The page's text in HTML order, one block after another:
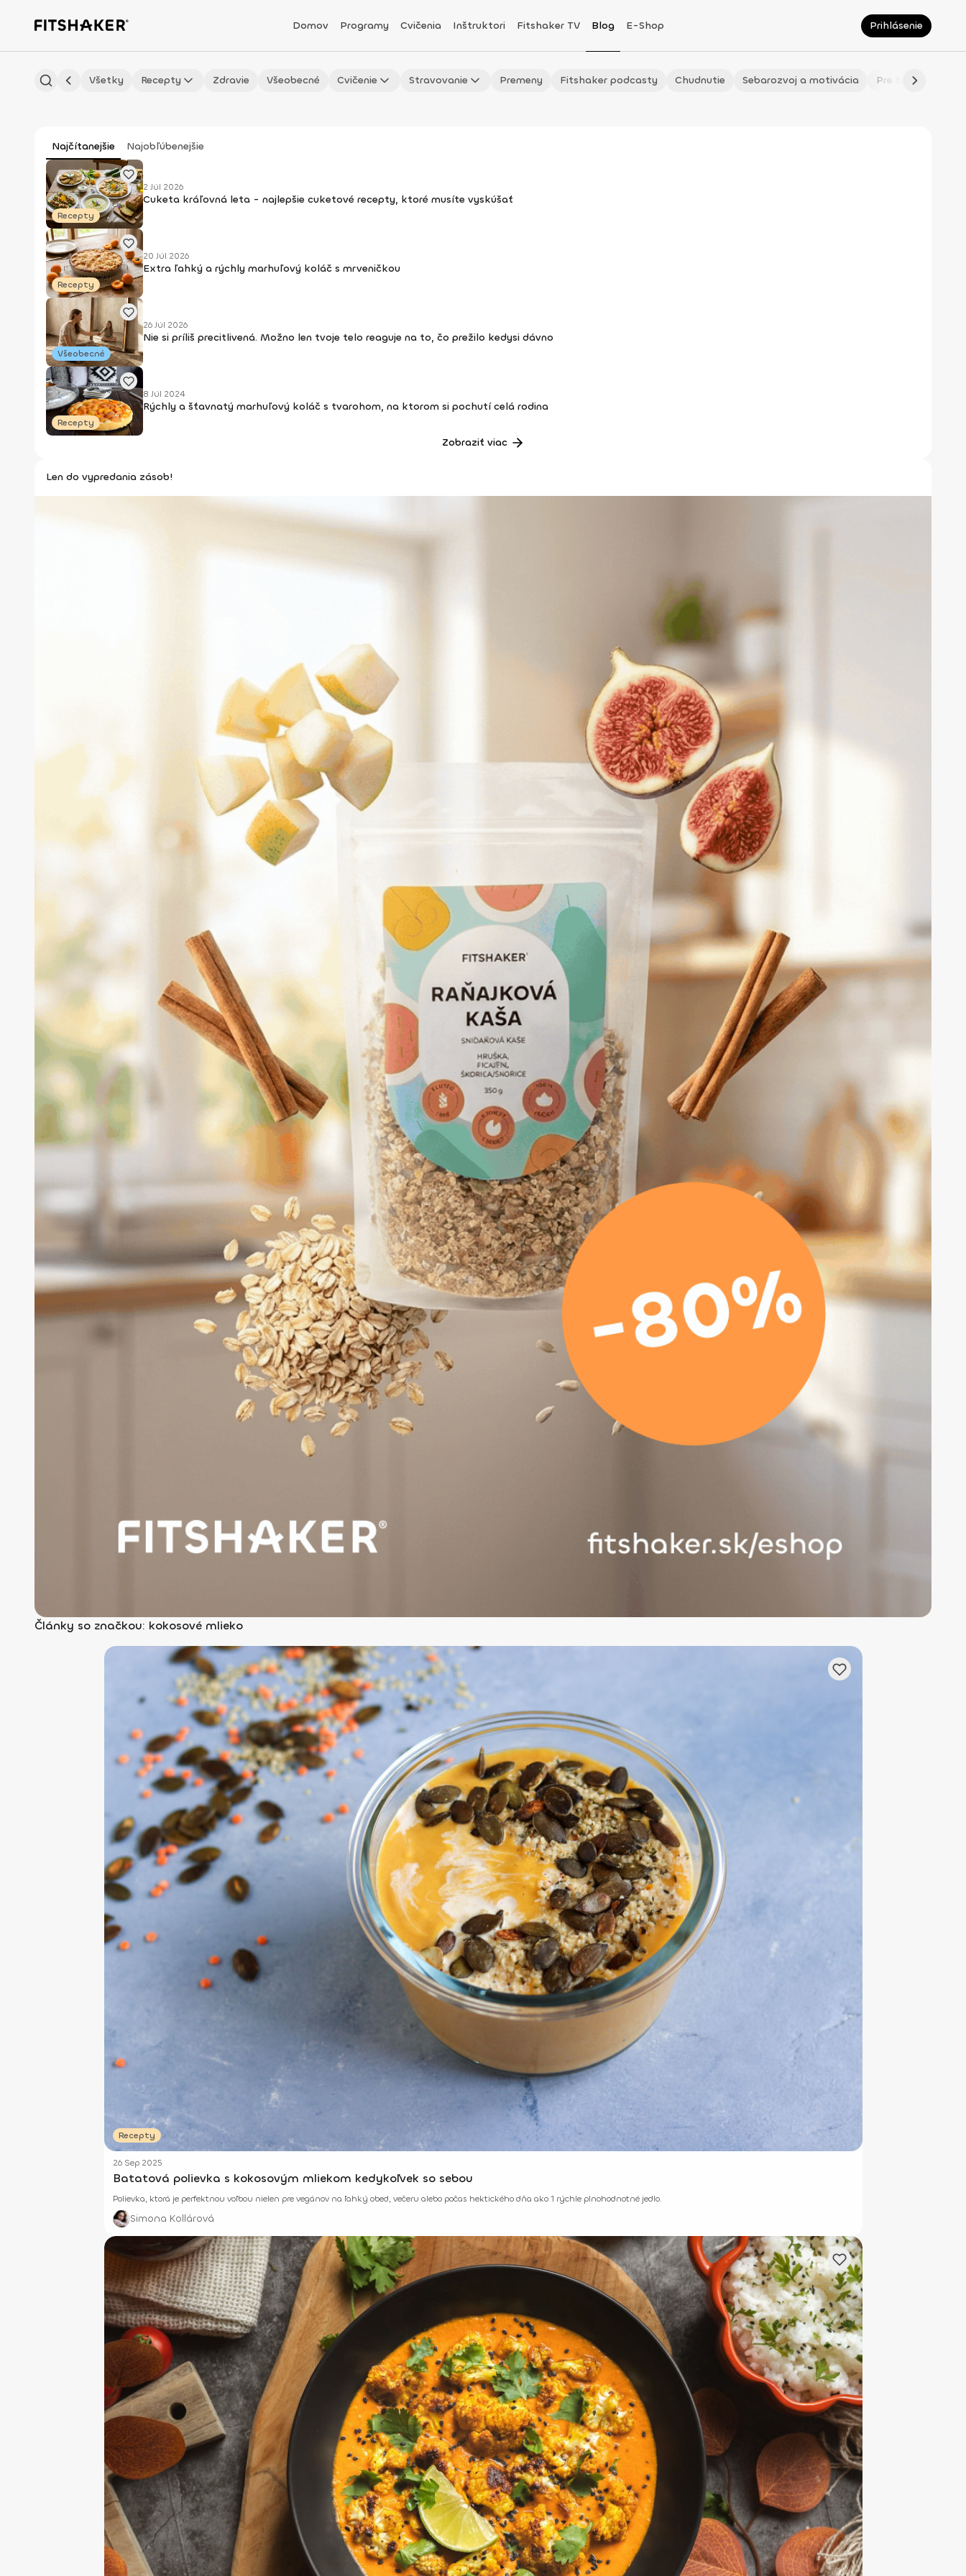
Domov Programy Cvičenia Inštruktori Fitshaker TV Blog E-Shop Prihlásenie
Všetky Recepty Zdravie Všeobecné Cvičenie Stravovanie Premeny Fitshaker podcasty Chudnutie Sebarozvoj a motivácia Pre fitmaminky
Najčítanejšie Najobľúbenejšie
Recepty
2 Júl 2026
Cuketa kráľovná leta - najlepšie cuketové recepty, ktoré musíte vyskúšať
Recepty
20 Júl 2026
Extra ľahký a rýchly marhuľový koláč s mrveničkou
Všeobecné
26 Júl 2026
Nie si príliš precitlivená. Možno len tvoje telo reaguje na to, čo prežilo kedysi dávno
Recepty
8 Júl 2024
Rýchly a šťavnatý marhuľový koláč s tvarohom, na ktorom si pochutí celá rodina
Zobraziť viac
Len do vypredania zásob!
Články so značkou: kokosové mlieko
Recepty
26 Sep 2025
Batatová polievka s kokosovým mliekom kedykoľvek so sebou
Polievka, ktorá je perfektnou voľbou nielen pre vegánov na ľahký obed, večeru alebo počas hektického dňa ako 1 rýchle plnohodnotné jedlo.
Simona Kollárová